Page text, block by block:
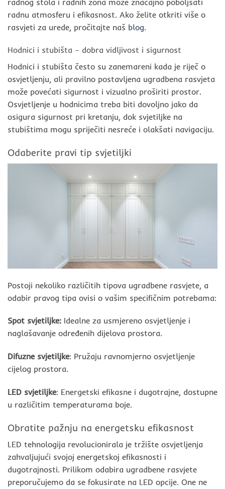
radnu atmosferu i efikasnost. Ako želite otkriti više o
rasvjeti za urede, pročitajte naš blog.
Hodnici i stubišta – dobra vidljivost i sigurnost
Hodnici i stubišta često su zanemareni kada je riječ o
osvjetljenju, ali pravilno postavljena ugradbena rasvjeta
može povećati sigurnost i vizualno proširiti prostor.
Osvjetljenje u hodnicima treba biti dovoljno jako da
osigura sigurnost pri kretanju, dok svjetiljke na
stubištima mogu spriječiti nesreće i olakšati navigaciju.
Odaberite pravi tip svjetiljki
Postoji nekoliko različitih tipova ugradbene rasvjete, a
odabir pravog tipa ovisi o vašim specifičnim potrebama:
Spot svjetiljke: Idealne za usmjereno osvjetljenje i
naglašavanje određenih dijelova prostora.
Difuzne svjetiljke: Pružaju ravnomjerno osvjetljenje
cijelog prostora.
LED svjetiljke: Energetski efikasne i dugotrajne, dostupne
u različitim temperaturama boje.
Obratite pažnju na energetsku efikasnost
LED tehnologija revolucionirala je tržište osvjetljenja
zahvaljujući svojoj energetskoj efikasnosti i
dugotrajnosti. Prilikom odabira ugradbene rasvjete
preporučujemo da se fokusirate na LED opcije. One ne